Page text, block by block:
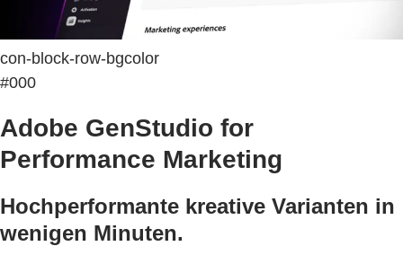
con-block-row-bgcolor
#000
Adobe GenStudio for
Performance Marketing
Hochperformante kreative Varianten in
wenigen Minuten.